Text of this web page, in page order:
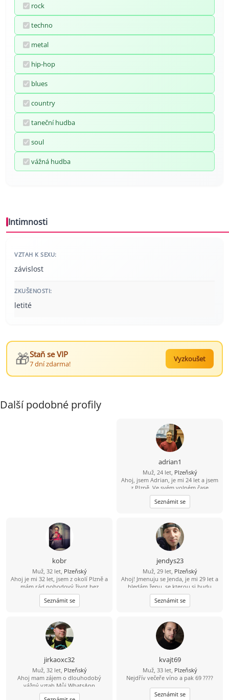
rock
techno
metal
hip-hop
blues
country
taneční hudba
soul
vážná hudba
Intimnosti
VZTAH K SEXU:
závislost
ZKUŠENOSTI:
letité
🎁Staň se VIP
7 dní zdarma!
Vyzkoušet
Další podobné profily
adrian1
Muž, 24 let, Plzeňský
Ahoj, jsem Adrian, je mi 24 let a jsem
z Plzně. Ve svém volném čase
chodím na výlety a sleduju filmy a
seriály. Rád bych se seznámil s
dívkou, která by se mnou chodila na
přírody. Hledám vztah.
Seznámit se
kobr
Muž, 32 let, Plzeňský
Ahoj je mi 32 let, jsem z okolí Plzně a
mám rád pohodový život bez
zbytečných her. Ve volnu rád
vyrazím na výlet, do přírody nebo
na procházku. Hledám sympatickou
časem hezký vztah.
Seznámit se
jendys23
Muž, 29 let, Plzeňský
Ahoj! Jmenuju se Jenda, je mi 29 let a
hledám ženu, se kterou si budu
rozumět a časem třeba vznikne něco
krásného. Mám rád hudbu, výlety,
upřímnost a smysl pro humor.
kdo je sám sebou, umí se zasmát a
má chuť poznat někoho nového.
Pokud máš ráda pohodové
povídání, společné zážitky a věříš, že
nejlepší vztahy začínají obyčejnou
zprávou, budu rád, když se ozveš.
Seznámit se
jirkaoxc32
Muž, 32 let, Plzeňský
Ahoj mam zájem o dlouhodobý
vážný vztah Můj WhatsApp
607872973
kvajt69
Muž, 33 let, Plzeňský
Nejdřív večeře víno a pak 69 ????
Seznámit se